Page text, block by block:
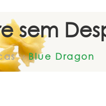
sem
Blue Dragon